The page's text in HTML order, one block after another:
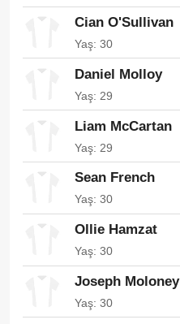
Cian O'Sullivan
Yaş: 30
Daniel Molloy
Yaş: 29
Liam McCartan
Yaş: 29
Sean French
Yaş: 30
Ollie Hamzat
Yaş: 30
Joseph Moloney
Yaş: 30